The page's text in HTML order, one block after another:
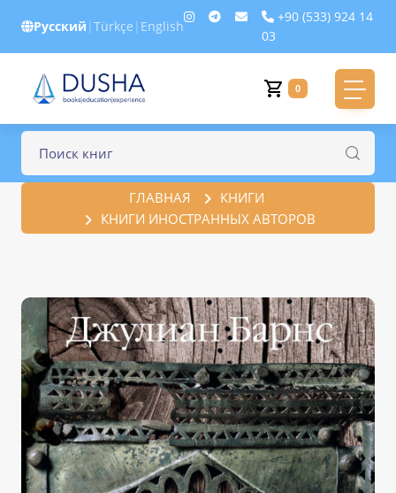
Русский | Türkçe | English
+90 (533) 924 14
03
0
ГЛАВНАЯ
КНИГИ
КНИГИ ИНОСТРАННЫХ АВТОРОВ